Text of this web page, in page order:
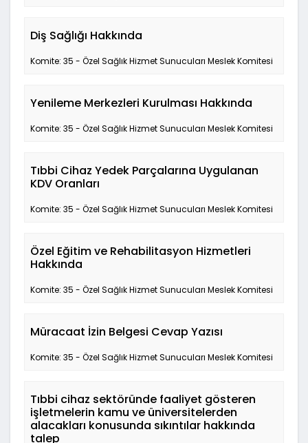
Diş Sağlığı Hakkında
Komite: 35 - Özel Sağlık Hizmet Sunucuları Meslek Komitesi
Yenileme Merkezleri Kurulması Hakkında
Komite: 35 - Özel Sağlık Hizmet Sunucuları Meslek Komitesi
Tıbbi Cihaz Yedek Parçalarına Uygulanan
KDV Oranları
Komite: 35 - Özel Sağlık Hizmet Sunucuları Meslek Komitesi
Özel Eğitim ve Rehabilitasyon Hizmetleri
Hakkında
Komite: 35 - Özel Sağlık Hizmet Sunucuları Meslek Komitesi
Müracaat İzin Belgesi Cevap Yazısı
Komite: 35 - Özel Sağlık Hizmet Sunucuları Meslek Komitesi
Tıbbi cihaz sektöründe faaliyet gösteren
işletmelerin kamu ve üniversitelerden
alacakları konusunda sıkıntılar hakkında
talep